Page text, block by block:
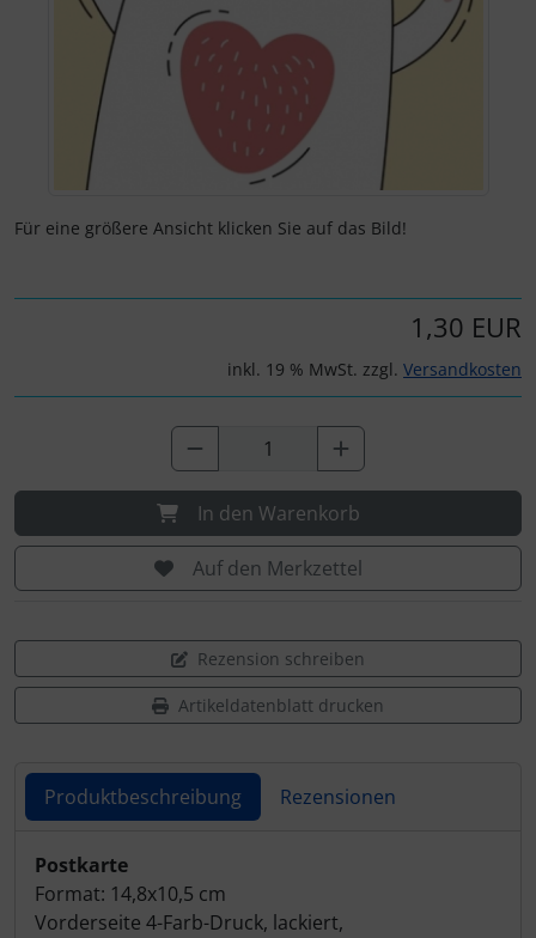
Für eine größere Ansicht klicken Sie auf das Bild!
1,30 EUR
inkl. 19 % MwSt. zzgl. Versandkosten
In den Warenkorb
Auf den Merkzettel
Rezension schreiben
Artikeldatenblatt drucken
Produktbeschreibung Rezensionen
Produktbeschreibung
Postkarte
Format: 14,8x10,5 cm
Vorderseite 4-Farb-Druck, lackiert,